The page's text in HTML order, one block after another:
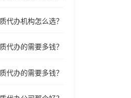
代办机构怎么选？
代办的需要多钱？
代办的需要多钱？